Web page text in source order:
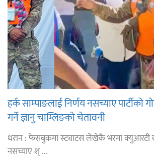
हर्क साम्पाङलाई निर्णय नसच्याए पार्टीको
गर्ने ज्ञानु चाम्लिङको चेतावनी
धरान : फेसबुकमा स्ट्याटस लेखेकै भरमा क्युआरटी
नसच्याए श् ...